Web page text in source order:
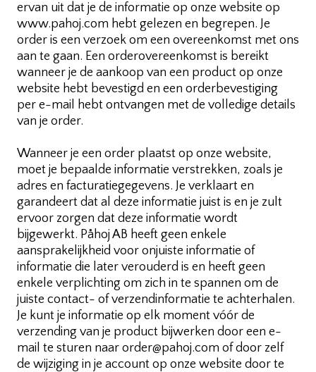
ervan uit dat je de informatie op onze website op
www.pahoj.com hebt gelezen en begrepen. Je
order is een verzoek om een overeenkomst met ons
aan te gaan. Een orderovereenkomst is bereikt
wanneer je de aankoop van een product op onze
website hebt bevestigd en een orderbevestiging
per e-mail hebt ontvangen met de volledige details
van je order.
Wanneer je een order plaatst op onze website,
moet je bepaalde informatie verstrekken, zoals je
adres en facturatiegegevens. Je verklaart en
garandeert dat al deze informatie juist is en je zult
ervoor zorgen dat deze informatie wordt
bijgewerkt. Påhoj AB heeft geen enkele
aansprakelijkheid voor onjuiste informatie of
informatie die later verouderd is en heeft geen
enkele verplichting om zich in te spannen om de
juiste contact- of verzendinformatie te achterhalen.
Je kunt je informatie op elk moment vóór de
verzending van je product bijwerken door een e-
mail te sturen naar order@pahoj.com of door zelf
de wijziging in je account op onze website door te